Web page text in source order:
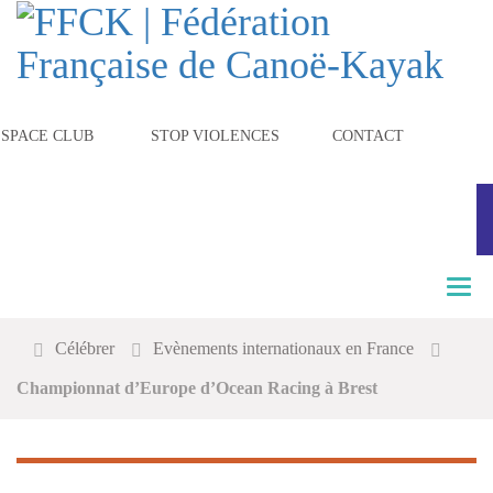
CLUB STOP VIOLENCES CONTACT
T
v
Célébrer Evènements internationaux en France
Championnat d’Europe d’Ocean Racing à Brest